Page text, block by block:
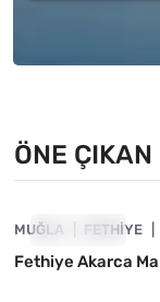
ÖNE ÇIKAN
ÖNE ÇIKAN
MUĞLA FETHIYE
Fethiye Akarca